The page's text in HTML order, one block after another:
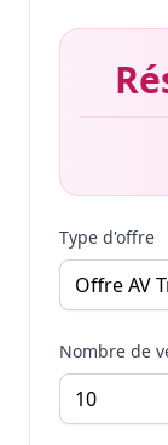
Type d'offre
Nombre de